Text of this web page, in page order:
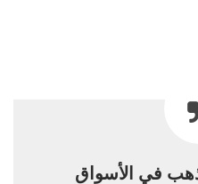
في الأسواق